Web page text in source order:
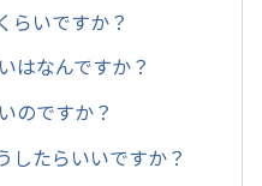
らいですか？
はなんですか？
のですか？
したらいいですか？